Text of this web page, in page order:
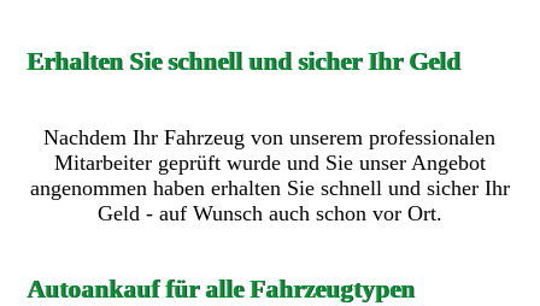
Erhalten Sie schnell und sicher Ihr Geld
Nachdem Ihr Fahrzeug von unserem professionalen
Mitarbeiter geprüft wurde und Sie unser Angebot
angenommen haben erhalten Sie schnell und sicher Ihr
Geld - auf Wunsch auch schon vor Ort.
Autoankauf für alle Fahrzeugtypen